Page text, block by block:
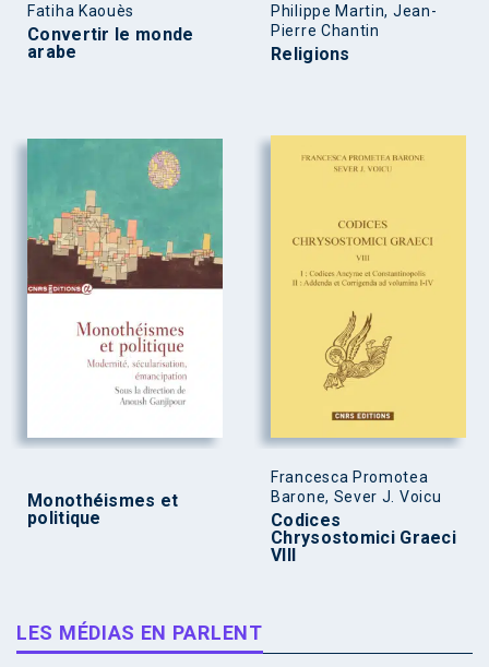
Fatiha Kaouès
Convertir le monde
arabe
Philippe Martin, Jean-
Pierre Chantin
Religions
Monothéismes et
politique
Francesca Promotea
Barone, Sever J. Voicu
Codices
Chrysostomici Graeci
VIII
LES MÉDIAS EN PARLENT